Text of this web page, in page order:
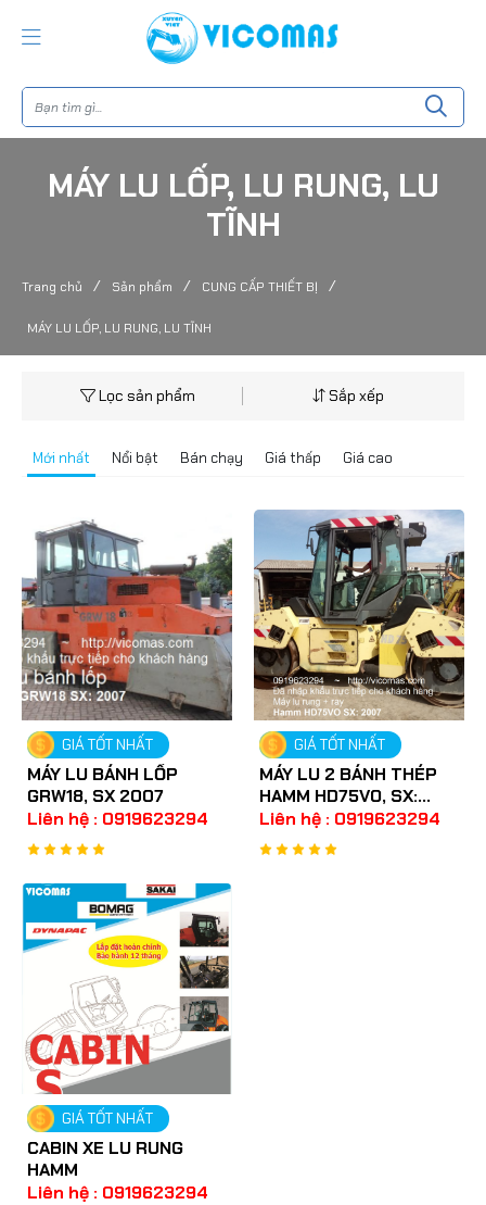
MÁY LU LỐP, LU RUNG, LU
TĨNH
Trang chủ / Sản phẩm / CUNG CẤP THIẾT BỊ /
MÁY LU LỐP, LU RUNG, LU TĨNH
Lọc sản phẩm Sắp xếp
Mới nhất Nổi bật Bán chạy Giá thấp Giá cao
GIÁ TỐT NHẤT
MÁY LU BÁNH LỐP
GRW18, SX 2007
Liên hệ : 0919623294
GIÁ TỐT NHẤT
MÁY LU 2 BÁNH THÉP
HAMM HD75VO, SX:
2007
Liên hệ : 0919623294
GIÁ TỐT NHẤT
CABIN XE LU RUNG
HAMM
Liên hệ : 0919623294